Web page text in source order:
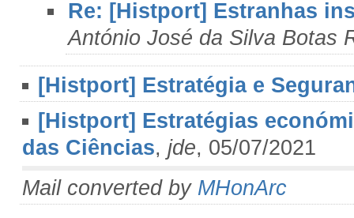
Re: [Histport] Estranhas
António José da Silva Botas
[Histport] Estratégia e
[Histport] Estratégias
das Ciências, jde, 05/07/2021
Mail converted by MHonArc